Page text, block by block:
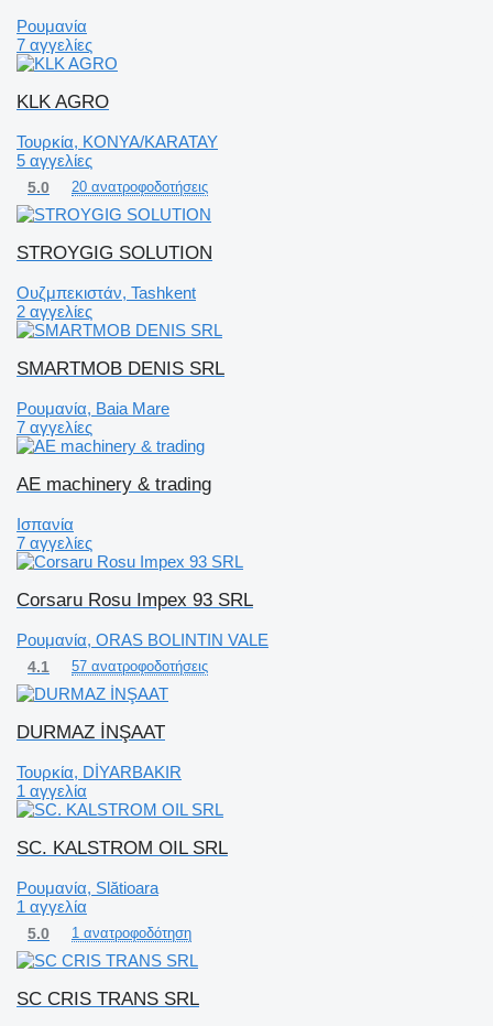
Ρουμανία
7 αγγελίες
KLK AGRO
Τουρκία, KONYA/KARATAY
5 αγγελίες
5.0 20 ανατροφοδοτήσεις
STROYGIG SOLUTION
Ουζμπεκιστάν, Tashkent
2 αγγελίες
SMARTMOB DENIS SRL
Ρουμανία, Baia Mare
7 αγγελίες
AE machinery & trading
Ισπανία
7 αγγελίες
Corsaru Rosu Impex 93 SRL
Ρουμανία, ORAS BOLINTIN VALE
4.1 57 ανατροφοδοτήσεις
DURMAZ İNŞAAT
Τουρκία, DİYARBAKIR
1 αγγελία
SC. KALSTROM OIL SRL
Ρουμανία, Slătioara
1 αγγελία
5.0 1 ανατροφοδότηση
SC CRIS TRANS SRL